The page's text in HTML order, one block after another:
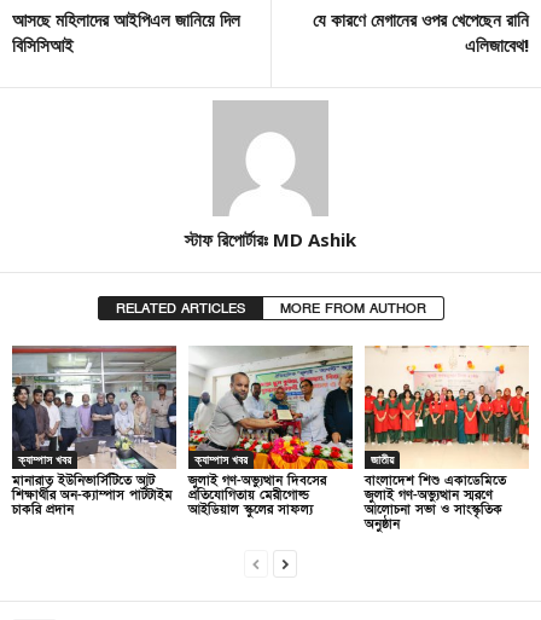
আসছে মহিলাদের আইপিএল জানিয়ে দিল
বিসিসিআই
যে কারণে মেগানের ওপর খেপেছেন রানি
এলিজাবেথ!
স্টাফ রিপোর্টারঃ MD Ashik
RELATED ARTICLES MORE FROM AUTHOR
ক্যাম্পাস খবর
মানারাত ইউনিভার্সিটিতে আট
শিক্ষার্থীর অন-ক্যাম্পাস পার্টটাইম
চাকরি প্রদান
ক্যাম্পাস খবর
জুলাই গণ-অভ্যুত্থান দিবসের
প্রতিযোগিতায় মেরীগোল্ড
আইডিয়াল স্কুলের সাফল্য
জাতীয়
বাংলাদেশ শিশু একাডেমিতে
জুলাই গণ-অভ্যুত্থান স্মরণে
আলোচনা সভা ও সাংস্কৃতিক
অনুষ্ঠান